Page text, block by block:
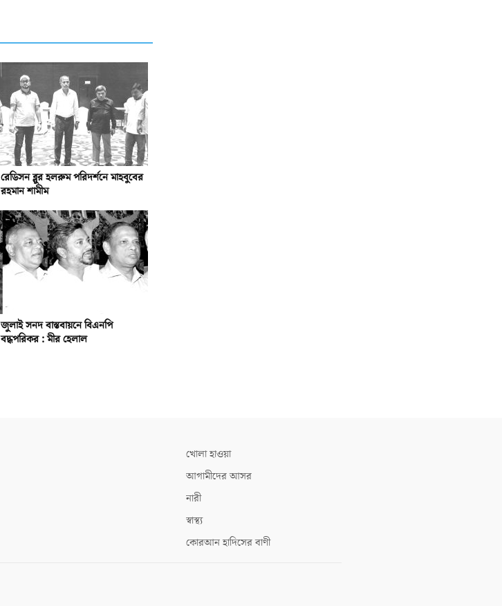
রেডিসন ব্লুর হলরুম পরিদর্শনে মাহবুবের
রহমান শামীম
জুলাই সনদ বাস্তবায়নে বিএনপি
বদ্ধপরিকর : মীর হেলাল
খোলা হাওয়া
আগামীদের আসর
নারী
স্বাস্থ্য
কোরআন হাদিসের বাণী